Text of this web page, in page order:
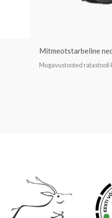
Mitmeotstarbeline
Mugavustooted ratastooli